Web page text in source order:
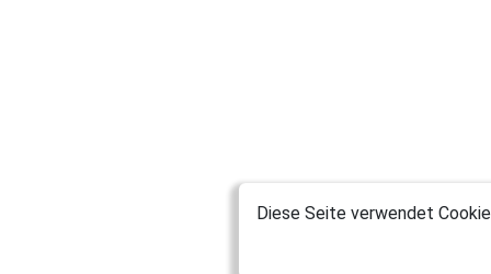
Diese Seite verwendet